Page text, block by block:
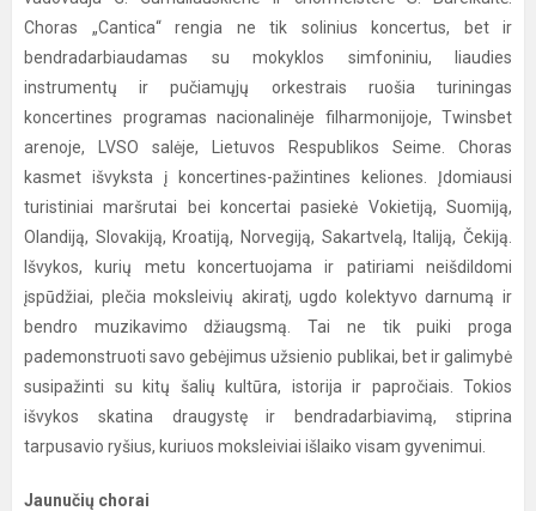
Choras „Cantica“ rengia ne tik solinius koncertus, bet ir
bendradarbiaudamas su mokyklos simfoniniu, liaudies
instrumentų ir pučiamųjų orkestrais ruošia turiningas
koncertines programas nacionalinėje filharmonijoje, Twinsbet
arenoje, LVSO salėje, Lietuvos Respublikos Seime. Choras
kasmet išvyksta į koncertines-pažintines keliones. Įdomiausi
turistiniai maršrutai bei koncertai pasiekė Vokietiją, Suomiją,
Olandiją, Slovakiją, Kroatiją, Norvegiją, Sakartvelą, Italiją, Čekiją.
Išvykos, kurių metu koncertuojama ir patiriami neišdildomi
įspūdžiai, plečia moksleivių akiratį, ugdo kolektyvo darnumą ir
bendro muzikavimo džiaugsmą. Tai ne tik puiki proga
pademonstruoti savo gebėjimus užsienio publikai, bet ir galimybė
susipažinti su kitų šalių kultūra, istorija ir papročiais. Tokios
išvykos skatina draugystę ir bendradarbiavimą, stiprina
tarpusavio ryšius, kuriuos moksleiviai išlaiko visam gyvenimui.
Jaunučių chorai